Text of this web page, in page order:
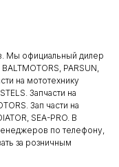
Мы официальный дилер
PARSUN,
на мототехнику
Запчасти на
Зап части на
SEA-PRO. В
по телефону,
за розничным